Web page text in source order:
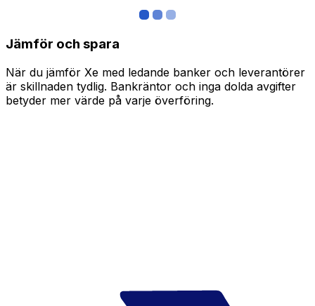
Jämför och spara
När du jämför Xe med ledande banker och leverantörer
är skillnaden tydlig. Bankräntor och inga dolda avgifter
betyder mer värde på varje överföring.